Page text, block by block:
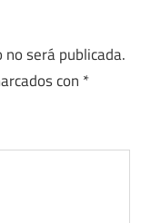
será publicada.
con *